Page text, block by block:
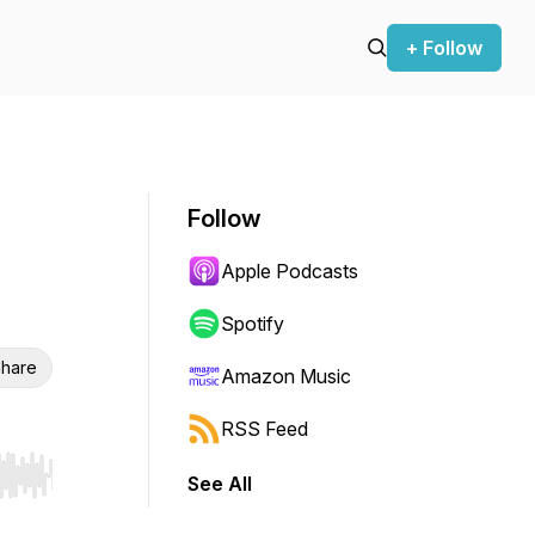
+ Follow
Hold shift to jump forward or backward.
Follow
Apple Podcasts
Spotify
Amazon Music
RSS Feed
See All